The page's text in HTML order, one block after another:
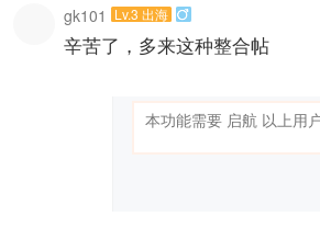
gk101 Lv.3 出海 
辛苦了，多来这种整合帖